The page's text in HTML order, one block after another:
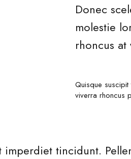
Donec
molestie
rhoncus
Quisque
viverra rhoncus
imperdiet tincidunt.